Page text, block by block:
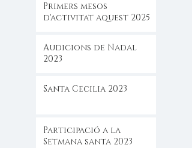
Primers mesos
d'activitat aquest 2025
Audicions de Nadal
2023
Santa Cecilia 2023
Participació a la
Setmana santa 2023